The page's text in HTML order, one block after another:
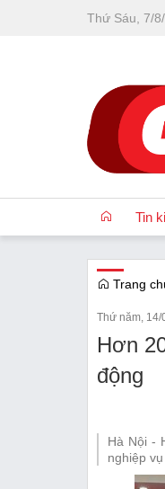
Thứ Sáu, 7/
Tin
Nhà
Trang
Thứ năm, 14/
Hơn
động
Hà Nội -
nghiệp